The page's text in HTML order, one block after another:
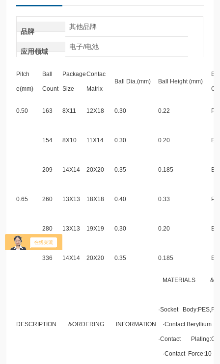
品牌
其他品牌
应用领域
电子/电池
Pitch
e(mm)
Ball
Count
Package
Size
Contac
Matrix
Ball Dia.(mm) Ball Height (mm)
0.50 163 8X11 12X18 0.30 0.22
0.65
154 8X10 11X14 0.30 0.20
209 14X14 20X20 0.35 0.185
260 13X13 18X18 0.40 0.33
280 13X13 19X19 0.30 0.20
336 14X14 20X20 0.35 0.185
DESCRIPTION &ORDERING INFORMATION
MATERIALS
·Socket
·Contact:Beryllium
·Contact
·Contact Force:10